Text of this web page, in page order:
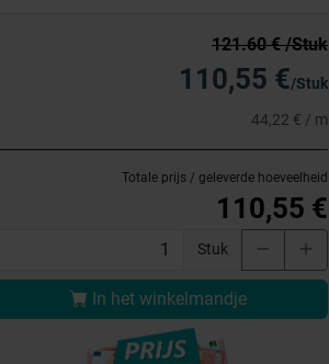
121.60 € /Stuk
110,55 €/Stuk
44,22 € / m
Totale prijs / geleverde hoeveelheid
110,55 €
Stuk
In het winkelmandje